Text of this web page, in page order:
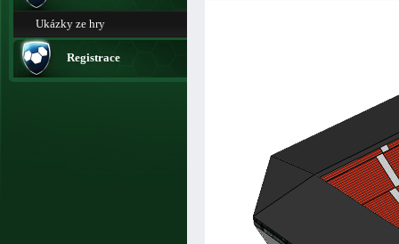
Ukázky ze hry
Registrace